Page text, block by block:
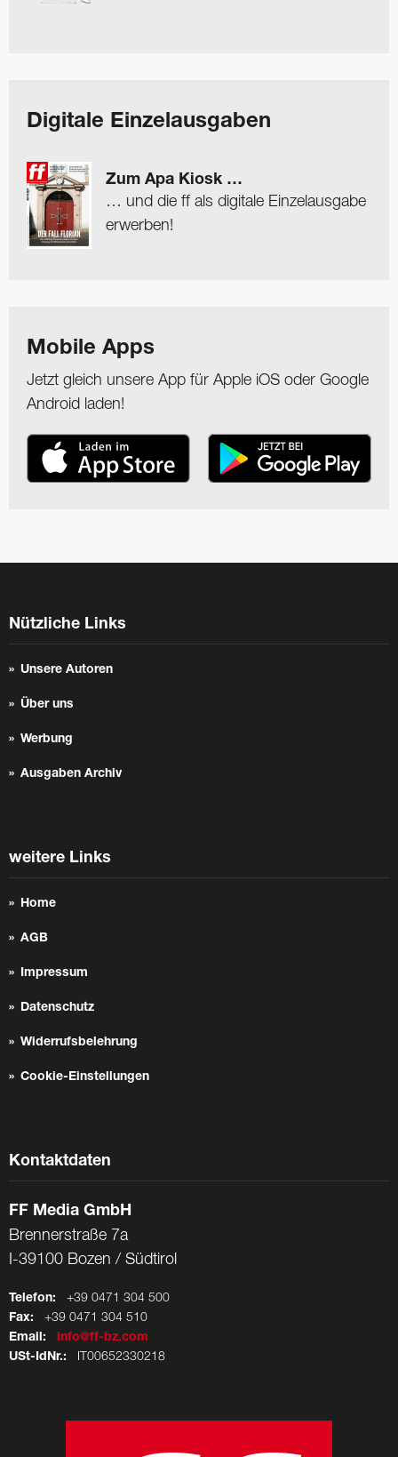
Digitale Einzelausgaben
Zum Apa Kiosk …
… und die ff als digitale Einzelausgabe
erwerben!
Mobile Apps
Jetzt gleich unsere App für Apple iOS oder Google
Android laden!
Nützliche Links
Unsere Autoren
Über uns
Werbung
Ausgaben Archiv
weitere Links
Home
AGB
Impressum
Datenschutz
Widerrufsbelehrung
Cookie-Einstellungen
Kontaktdaten
FF Media GmbH
Brennerstraße 7a
I-39100 Bozen / Südtirol
Telefon: +39 0471 304 500
Fax: +39 0471 304 510
Email:
info@ff-bz.com
USt-IdNr.: IT00652330218